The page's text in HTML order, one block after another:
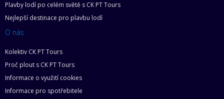
Plavby lodí po celém světě s CK PT Tours
Nejlepší destinace pro plavbu lodí
O nás
Kolektiv CK PT Tours
Proč plout s CK PT Tours
Informace o využití cookies
Informace pro spotřebitele